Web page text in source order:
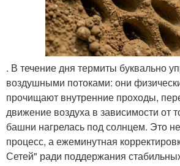
. В течение дня термиты буквально
воздушными потоками: они
прочищают внутренние проходы,
движение воздуха в зависимости от
башни нагрелась под солнцем. Это
процесс, а ежеминутная
Сетей" ради поддержания